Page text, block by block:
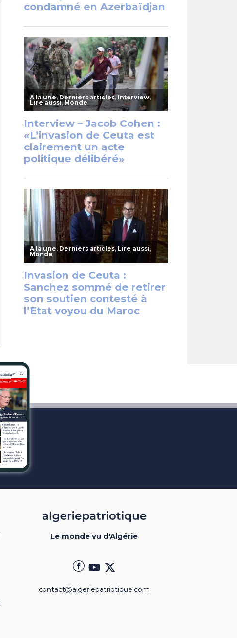
Le monde vu d'Algérie
contact@algeriepatriotique.com